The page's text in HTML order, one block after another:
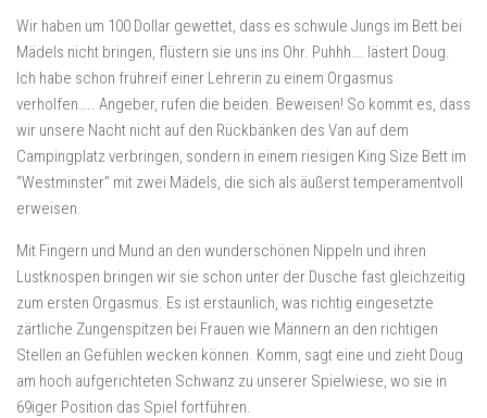
Wir haben um 100 Dollar gewettet, dass es schwule Jungs im Bett bei
Mädels nicht bringen, flüstern sie uns ins Ohr. Puhhh…. lästert Doug.
Ich habe schon frühreif einer Lehrerin zu einem Orgasmus
verholfen….. Angeber, rufen die beiden. Beweisen! So kommt es, dass
wir unsere Nacht nicht auf den Rückbänken des Van auf dem
Campingplatz verbringen, sondern in einem riesigen King Size Bett im
“Westminster” mit zwei Mädels, die sich als äußerst temperamentvoll
erweisen.
Mit Fingern und Mund an den wunderschönen Nippeln und ihren
Lustknospen bringen wir sie schon unter der Dusche fast gleichzeitig
zum ersten Orgasmus. Es ist erstaunlich, was richtig eingesetzte
zärtliche Zungenspitzen bei Frauen wie Männern an den richtigen
Stellen an Gefühlen wecken können. Komm, sagt eine und zieht Doug
am hoch aufgerichteten Schwanz zu unserer Spielwiese, wo sie in
69iger Position das Spiel fortführen.